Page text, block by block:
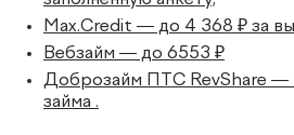
Max.Credit — до 4 368 ₽ за
Вебзайм — до 6553 ₽
Доброзайм ПТС RevShare —
займа .